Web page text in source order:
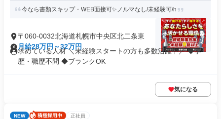
今なら書類スキップ・WEB面接可✨️ノルマなし/未経験可/h
〒060-0032北海道札幌市中央区北二条東
月給28万円～32万円
求めている人材 ＼未経験スタートの方も多数活躍中／ ◆学
歴・職歴不問 ◆ブランクOK
気になる
NEW 正社員